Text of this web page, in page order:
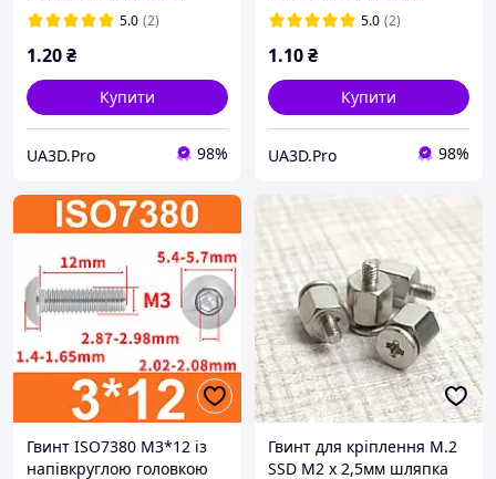
шестигранником
5.0 (2)
1.20₴
Купити
UA3D.Pro 98%
нержавіюча сталь 304
5.0 (2)
1.10₴
Купити
UA3D.Pro 98%
Гвинт ISO7380 M3*12 із
напівкруглою головкою
Гвинт для кріплення M.2
SSD M2 x 2,5мм шляпка